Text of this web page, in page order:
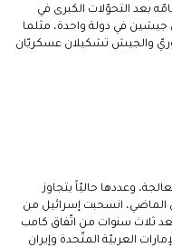
القيام بمهامّه بعد التحوّلات الكبرى في
جيشين في دولة واحدة، مثلما
والجيش تشكيلان عسكريّان
وعددها حاليّاً يتجاوز
انسحبت إسرائيل من
ثلاث سنوات من اتّفاق كامب
العربيّة المتّحدة وإيران